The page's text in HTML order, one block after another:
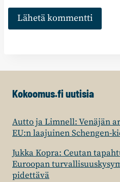
Kokoomus.fi uutisia
Autto ja Limnell: Venäjän
EU:n laajuinen Schengen-
Jukka Kopra: Ceutan
Euroopan
pidettävä